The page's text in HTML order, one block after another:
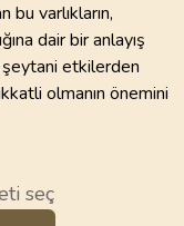
varlıkların,
dair bir anlayış
şeytani etkilerden
olmanın önemini
seç